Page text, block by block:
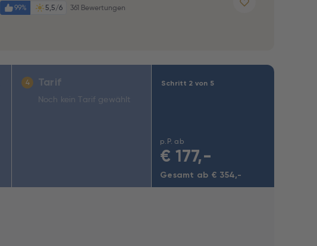
99% 5,5/6 361 Bewertungen
Schritt 2 von 5
p.P. ab
€ 177,-
Gesamt ab € 354,-
4 Tarif
Noch kein Tarif gewählt